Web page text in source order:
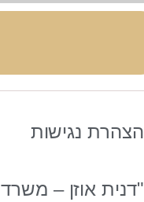
הצהרת נגישות
"דנית אוזן –